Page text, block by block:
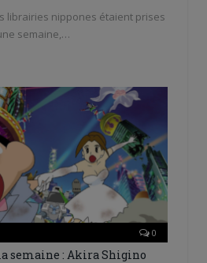
librairies nippones étaient prises
semaine,…
0
semaine : Akira Shigino